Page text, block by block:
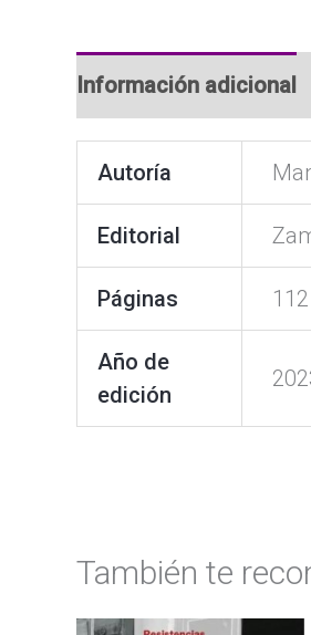
Información adicional
Autoría
Editorial
Páginas 112
Año de
edición
También te